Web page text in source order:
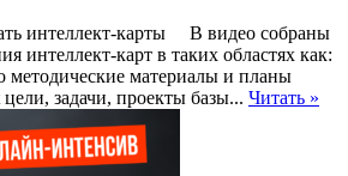
интеллект-карты В видео собраны
интеллект-карт в таких областях как:
методические материалы и планы
задачи, проекты базы... Читать »